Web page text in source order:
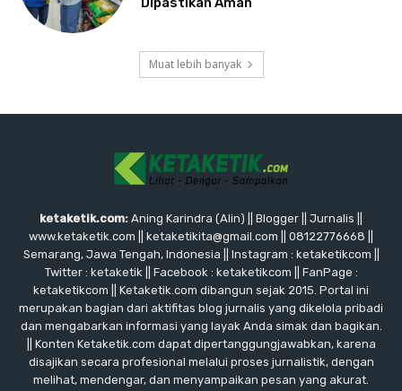
Muat lebih banyak
ketaketik.com: Aning Karindra (Alin) || Blogger || Jurnalis ||
www.ketaketik.com || ketaketikita@gmail.com || 08122776668 ||
Semarang, Jawa Tengah, Indonesia || Instagram : ketaketikcom ||
Twitter : ketaketik || Facebook : ketaketikcom || FanPage :
ketaketikcom || Ketaketik.com dibangun sejak 2015. Portal ini
merupakan bagian dari aktifitas blog jurnalis yang dikelola pribadi
dan mengabarkan informasi yang layak Anda simak dan bagikan.
|| Konten Ketaketik.com dapat dipertanggungjawabkan, karena
disajikan secara profesional melalui proses jurnalistik, dengan
melihat, mendengar, dan menyampaikan pesan yang akurat.